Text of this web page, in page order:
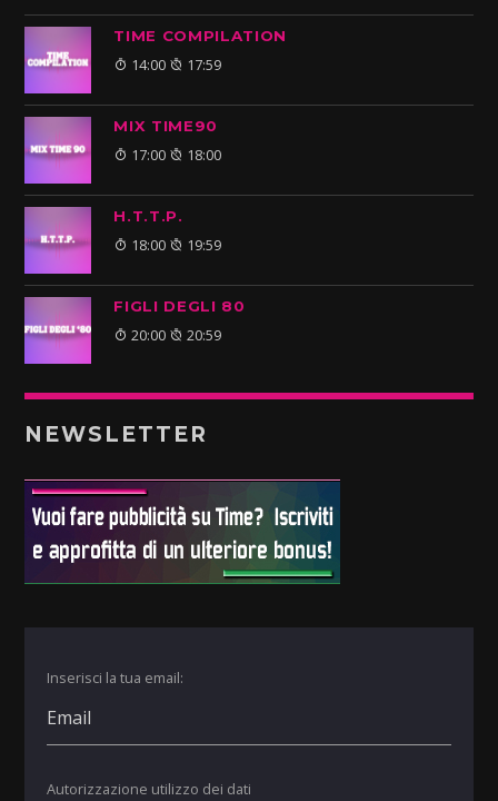
TIME COMPILATION
14:00 17:59
MIX TIME90
17:00 18:00
H.T.T.P.
18:00 19:59
FIGLI DEGLI 80
20:00 20:59
NEWSLETTER
Inserisci la tua email:
Autorizzazione utilizzo dei dati